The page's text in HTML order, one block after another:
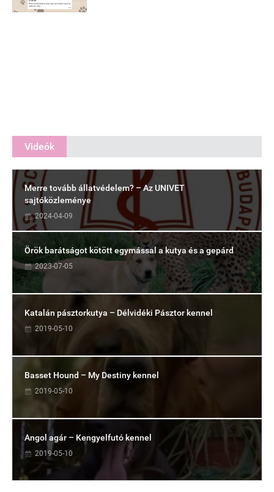
Videók
Merre tovább állatvédelem? – Az UNIVET
sajtóközleménye
2024-04-09
Örök barátságot kötött egymással a kutya és a gepárd
2023-07-05
Katalán pásztorkutya – Délvidéki Pásztor kennel
2019-05-10
Basset Hound – My Destiny kennel
2019-05-10
Angol agár – Kengyelfutó kennel
2019-05-10